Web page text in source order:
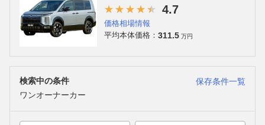
4.7
価格相場情報
平均本体価格： 311.5 万円
検索中の条件
保存条件一覧
ワンオーナーカー